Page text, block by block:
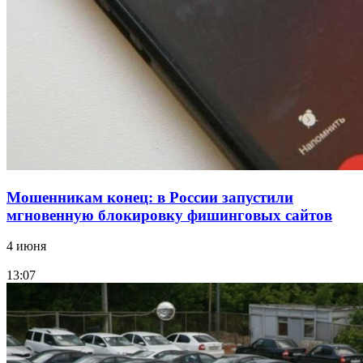
Волгоградские компании нарастили экспорт:
заключены контракты на 3,6 млн долларов
Мошенникам конец: в России запустили
мгновенную блокировку фишинговых сайтов
4 июня
13:07